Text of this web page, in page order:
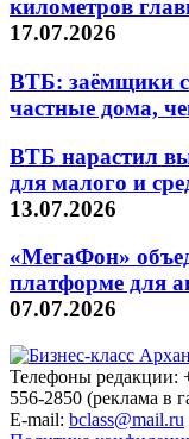
километров
17.07.2026
ВТБ: заёмщики
частные дома,
ВТБ нарастил
для малого и
13.07.2026
«МегаФон»
платформе для
07.07.2026
Телефоны редакции:
556-2850 (реклама в
E-mail: bclass@mail.ru